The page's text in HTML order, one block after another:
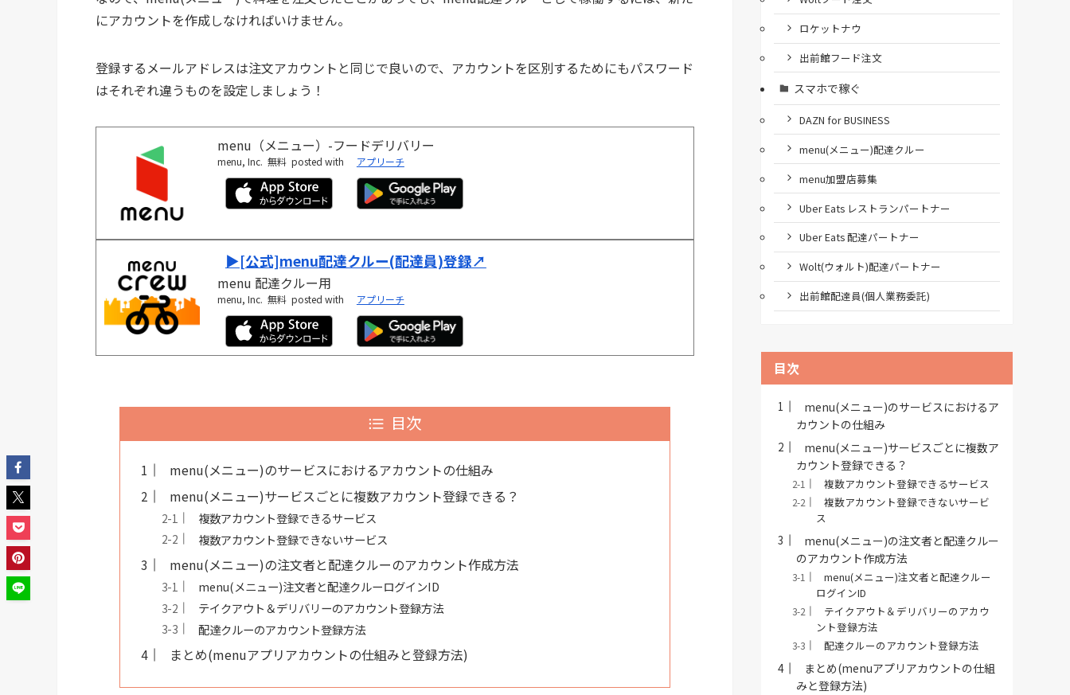
にアカウントを作成しなければいけません。
登録するメールアドレスは注文アカウントと同じで良いので、アカウントを区別するためにもパスワード
はそれぞれ違うものを設定しましょう！
menu（メニュー）-フードデリバリー
menu, Inc. 無料 posted with アプリーチ
▶︎[公式]menu配達クルー(配達員)登録↗︎
menu 配達クルー用
menu, Inc. 無料 posted with アプリーチ
目次
menu(メニュー)のサービスにおけるアカウントの仕組み
menu(メニュー)サービスごとに複数アカウント登録できる？
複数アカウント登録できるサービス
複数アカウント登録できないサービス
menu(メニュー)の注文者と配達クルーのアカウント作成方法
menu(メニュー)注文者と配達クルーログインID
テイクアウト＆デリバリーのアカウント登録方法
配達クルーのアカウント登録方法
まとめ(menuアプリアカウントの仕組みと登録方法)
ロケットナウ
出前館フード注文
スマホで稼ぐ
DAZN for BUSINESS
menu(メニュー)配達クルー
menu加盟店募集
Uber Eats レストランパートナー
Uber Eats 配達パートナー
Wolt(ウォルト)配達パートナー
出前館配達員(個人業務委託)
目次
menu(メニュー)のサービスにおけるア
カウントの仕組み
menu(メニュー)サービスごとに複数ア
カウント登録できる？
複数アカウント登録できるサービス
複数アカウント登録できないサービ
ス
menu(メニュー)の注文者と配達クルー
のアカウント作成方法
menu(メニュー)注文者と配達クルー
ログインID
テイクアウト＆デリバリーのアカウ
ント登録方法
配達クルーのアカウント登録方法
まとめ(menuアプリアカウントの仕組
みと登録方法)